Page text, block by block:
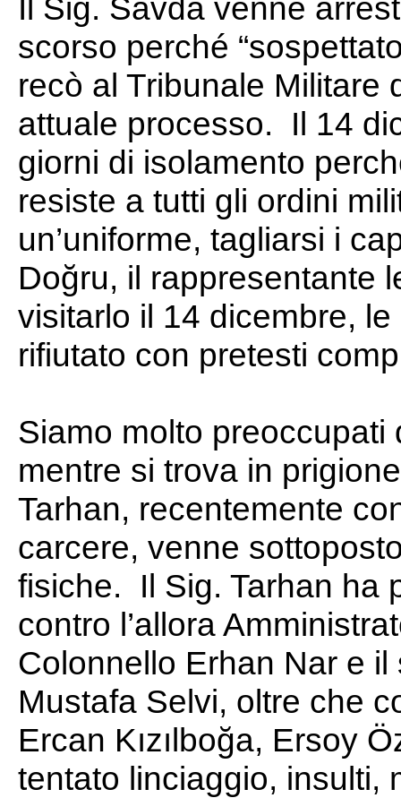
Il Sig. Savda venne
scorso perché
recò al Tribunale Militare
attuale processo. Il 14
giorni di isolamento
resiste a tutti gli ordini
un’uniforme, tagliarsi i
Doğru, il rappresentante
visitarlo il 14 dicembre,
rifiutato con pretesti
Siamo molto
mentre si trova in
Tarhan, recentemente
carcere, venne
fisiche. Il Sig. Tarhan ha
contro l’allora
Colonnello Erhan Nar e
Mustafa Selvi, oltre che
Ercan Kızılboğa, Ersoy
tentato linciaggio, insulti,